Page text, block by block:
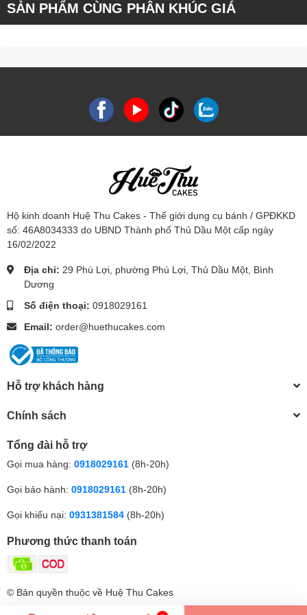
SẢN PHẨM CÙNG PHÂN KHÚC GIÁ
Hộ kinh doanh Huệ Thu Cakes - Thế giới dụng cụ bánh / GPĐKKD
số: 46A8034333 do UBND Thành phố Thủ Dầu Một cấp ngày
16/02/2022
Địa chỉ: 29 Phú Lợi, phường Phú Lợi, Thủ Dầu Một, Bình
Dương
Số điện thoại: 0918029161
Email: order@huethucakes.com
Hỗ trợ khách hàng
Chính sách
Tổng đài hỗ trợ
Gọi mua hàng: 0918029161 (8h-20h)
Gọi bảo hành: 0918029161 (8h-20h)
Gọi khiếu nại: 0931381584 (8h-20h)
Phương thức thanh toán
© Bản quyền thuộc về Huệ Thu Cakes